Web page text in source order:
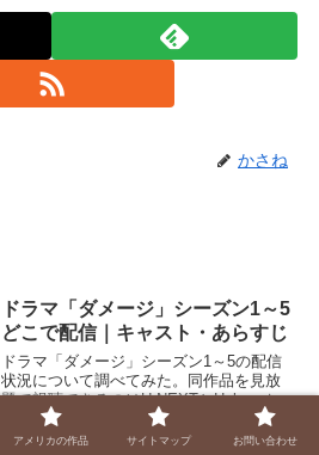
かさね
ドラマ「ダメージ」シーズン1～5
どこで配信｜キャスト・あらすじ
ドラマ「ダメージ」シーズン1～5の配信
状況について調べてみた。同作品を見放
題で視聴できるのはU-NEXTとHulu。オト
クに視聴できる動画配信サービスはどっ
ち？
アメリカの作品 サイトマップ お問い合わせ